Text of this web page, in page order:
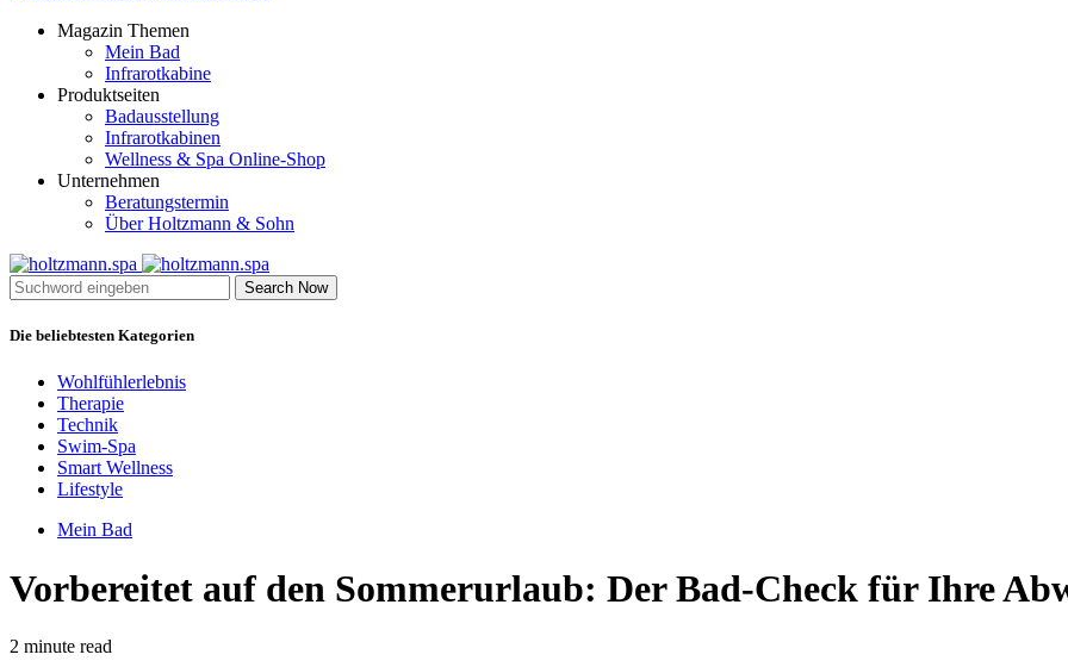
Magazin Themen
Mein Bad
Infrarotkabine
Produktseiten
Badausstellung
Infrarotkabinen
Wellness & Spa Online-Shop
Unternehmen
Beratungstermin
Über Holtzmann & Sohn
Search Now
Die beliebtesten Kategorien
Wohlfühlerlebnis
Therapie
Technik
Swim-Spa
Smart Wellness
Lifestyle
Mein Bad
Vorbereitet auf den Sommerurlaub: Der Bad-Check für Ihre
2 minute read